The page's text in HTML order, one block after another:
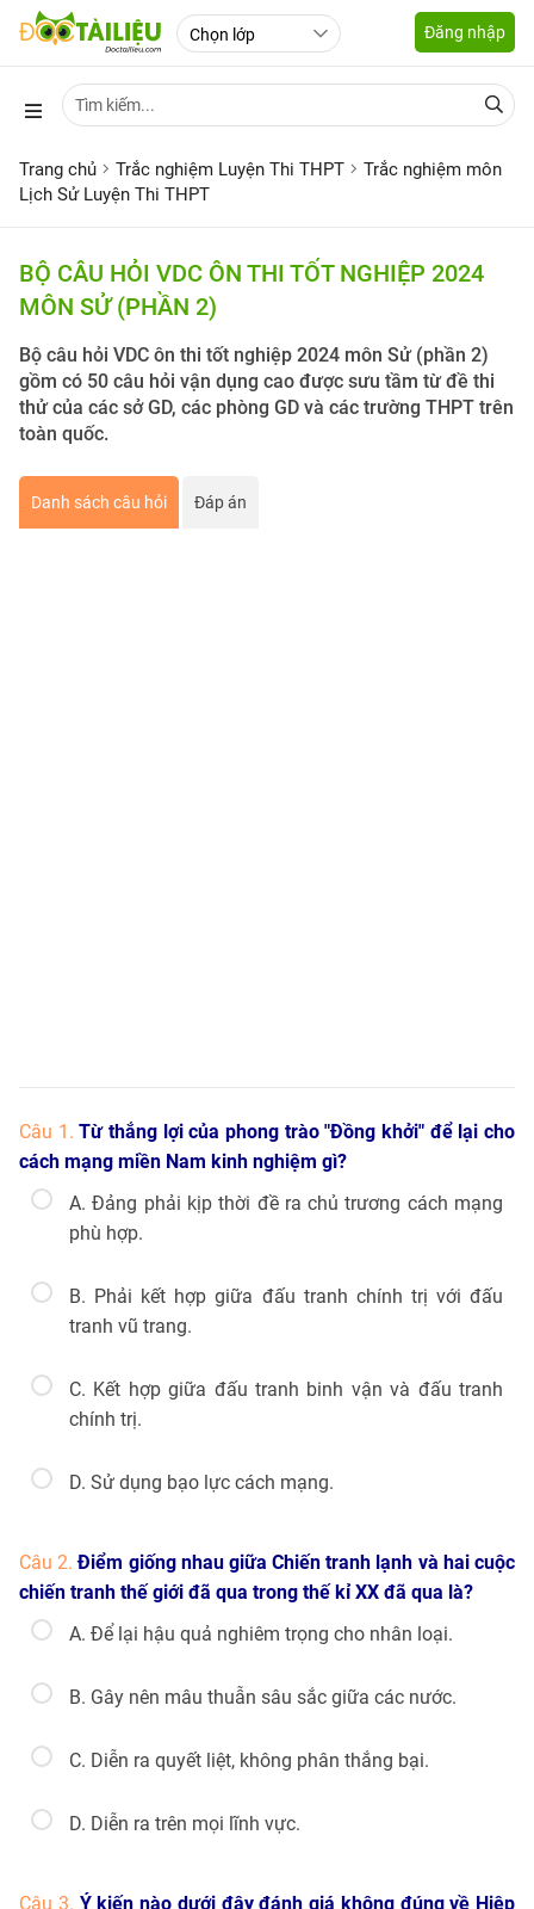
Đăng nhập
Trang chủ Trắc nghiệm Luyện Thi THPT
Trắc nghiệm môn
Lịch Sử Luyện Thi THPT
BỘ CÂU HỎI VDC ÔN THI TỐT NGHIỆP 2024
MÔN SỬ (PHẦN 2)
Bộ câu hỏi VDC ôn thi tốt nghiệp 2024 môn Sử (phần 2)
gồm có 50 câu hỏi vận dụng cao được sưu tầm từ đề thi
thử của các sở GD, các phòng GD và các trường THPT trên
toàn quốc.
Danh sách câu hỏi Đáp án
Câu 1.Từ thắng lợi của phong trào "Đồng khởi" để lại cho
cách mạng miền Nam kinh nghiệm gì?
A. Đảng phải kịp thời đề ra chủ trương cách mạng
phù hợp.
B. Phải kết hợp giữa đấu tranh chính trị với đấu
tranh vũ trang.
C. Kết hợp giữa đấu tranh binh vận và đấu tranh
chính trị.
D. Sử dụng bạo lực cách mạng.
Câu 2.Điểm giống nhau giữa Chiến tranh lạnh và hai cuộc
chiến tranh thế giới đã qua trong thế kỉ XX đã qua là?
A. Để lại hậu quả nghiêm trọng cho nhân loại.
B. Gây nên mâu thuẫn sâu sắc giữa các nước.
C. Diễn ra quyết liệt, không phân thắng bại.
D. Diễn ra trên mọi lĩnh vực.
Câu 3. Ý kiến nào dưới đây đánh giá không đúng về Hiệp